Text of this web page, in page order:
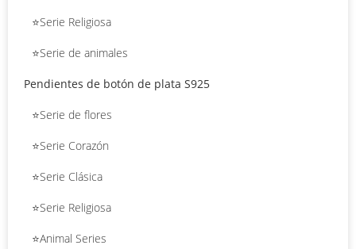
⭐Serie Religiosa
⭐Serie de animales
Pendientes de botón de plata S925
⭐Serie de flores
⭐Serie Corazón
⭐Serie Clásica
⭐Serie Religiosa
⭐Animal Series